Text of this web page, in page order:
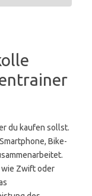
du kaufen sollst.
Bike-
wie Zwift oder